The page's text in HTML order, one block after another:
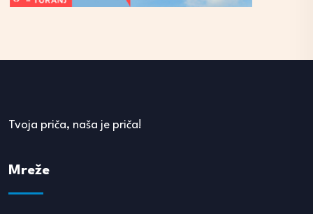
Tvoja priča, naša je priča!
Mreže